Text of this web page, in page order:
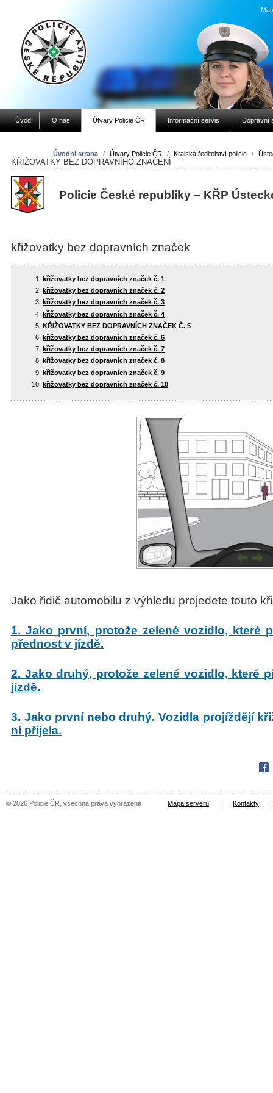
Úvod O nás Útvary Policie ČR Informační servis Dopravní
Úvodní strana / Útvary Policie ČR / Krajská ředitelství policie /
KŘIŽOVATKY BEZ DOPRAVNÍHO ZNAČENÍ
Policie České republiky – KŘP
křižovatky bez dopravních značek
křižovatky bez dopravních značek č. 1
křižovatky bez dopravních značek č. 2
křižovatky bez dopravních značek č. 3
křižovatky bez dopravních značek č. 4
KŘIŽOVATKY BEZ DOPRAVNÍCH ZNAČEK Č. 5
křižovatky bez dopravních značek č. 6
křižovatky bez dopravních značek č. 7
křižovatky bez dopravních značek č. 8
křižovatky bez dopravních značek č. 9
křižovatky bez dopravních značek č. 10
Jako řidič automobilu z výhledu projedete touto
1. Jako první, protože zelené vozidlo, které
přednost v jízdě.
2. Jako druhý, protože zelené vozidlo, které
jízdě.
3. Jako první nebo druhý. Vozidla projíždějí
ní přijela.
© 2026 Policie ČR, všechna práva vyhrazena Mapa serveru | Kontakty |